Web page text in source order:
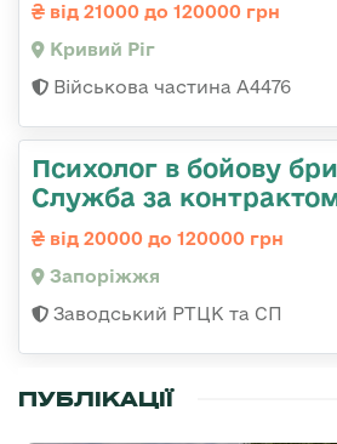
від 21000 до 120000 грн
Кривий Ріг
Військова частина А4476
Психолог в бойову
Служба за
від 20000 до 120000 грн
Запоріжжя
Заводський РТЦК та СП
ПУБЛІКАЦІЇ